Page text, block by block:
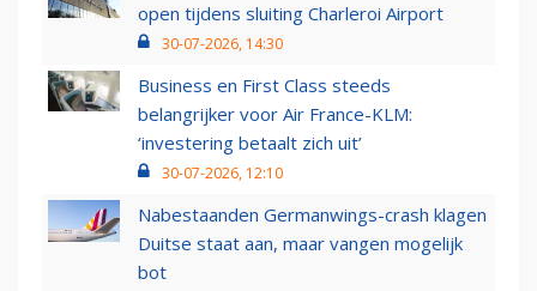
open tijdens sluiting Charleroi Airport
30-07-2026, 14:30
Business en First Class steeds
belangrijker voor Air France-KLM:
‘investering betaalt zich uit’
30-07-2026, 12:10
Nabestaanden Germanwings-crash klagen
Duitse staat aan, maar vangen mogelijk
bot